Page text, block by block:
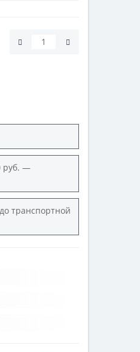
руб. —
транспортной